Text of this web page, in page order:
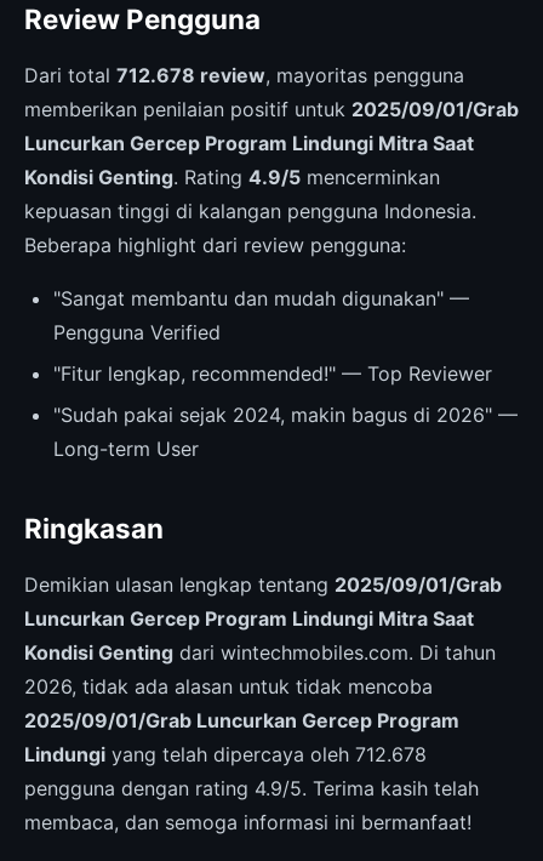
Review Pengguna
Dari total 712.678 review, mayoritas pengguna
memberikan penilaian positif untuk 2025/09/01/Grab
Luncurkan Gercep Program Lindungi Mitra Saat
Kondisi Genting. Rating 4.9/5 mencerminkan
kepuasan tinggi di kalangan pengguna Indonesia.
Beberapa highlight dari review pengguna:
"Sangat membantu dan mudah digunakan" —
Pengguna Verified
"Fitur lengkap, recommended!" — Top Reviewer
"Sudah pakai sejak 2024, makin bagus di 2026" —
Long-term User
Ringkasan
Demikian ulasan lengkap tentang 2025/09/01/Grab
Luncurkan Gercep Program Lindungi Mitra Saat
Kondisi Genting dari wintechmobiles.com. Di tahun
2026, tidak ada alasan untuk tidak mencoba
2025/09/01/Grab Luncurkan Gercep Program
Lindungi yang telah dipercaya oleh 712.678
pengguna dengan rating 4.9/5. Terima kasih telah
membaca, dan semoga informasi ini bermanfaat!